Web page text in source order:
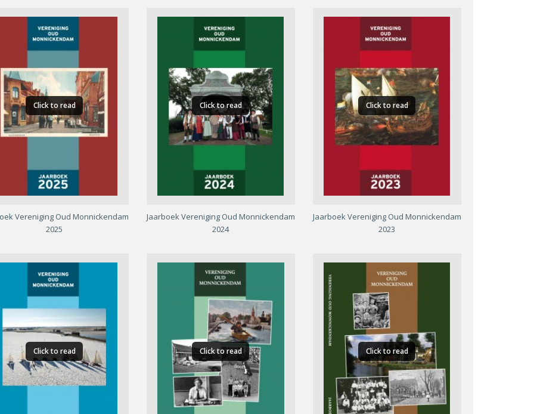
Click to read
Vereniging Oud Monnickendam
2025
Click to read
Jaarboek Vereniging Oud Monnickendam
2024
Click to read
Jaarboek Vereniging Oud Monnickendam
2023
Click to read Click to read Click to read